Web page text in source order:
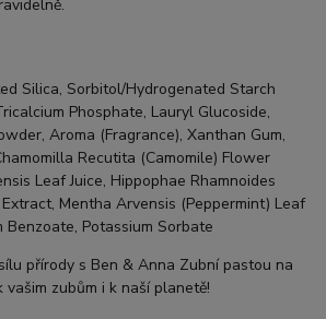
Silica, Sorbitol/Hydrogenated Starch
Phosphate, Lauryl Glucoside,
Aroma (Fragrance), Xanthan Gum,
Recutita (Camomile) Flower
Leaf Juice, Hippophae Rhamnoides
Mentha Arvensis (Peppermint) Leaf
Benzoate, Potassium Sorbate
přírody s Ben & Anna Zubní pastou na
zubům i k naší planetě!